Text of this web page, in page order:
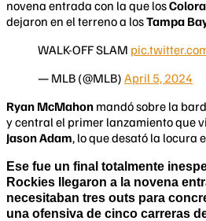
novena entrada con la que los
dejaron en el terreno a losTampa
WALK-OFF SLAM
— MLB (@MLB) April 5, 2024
Ryan McMahon mandó sobre la
y central el primer lanzamiento que
Jason Adam, lo que desató la locura
Ese fue un final totalmente
Rockies
llegaron a la novena
necesitaban tres outs para
una ofensiva de cinco carreras